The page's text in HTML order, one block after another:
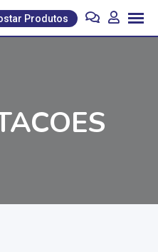
Produtos